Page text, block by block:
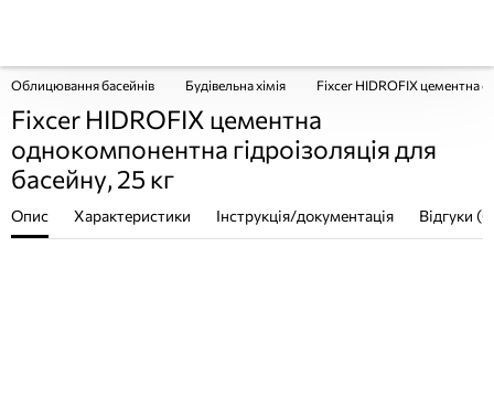
Облицювання басейнів Будівельна хімія Fixcer HIDROFIX цементна
Fixcer HIDROFIX цементна
однокомпонентна гідроізоляція для
басейну, 25 кг
Опис Характеристики Інструкція/документація Відгуки